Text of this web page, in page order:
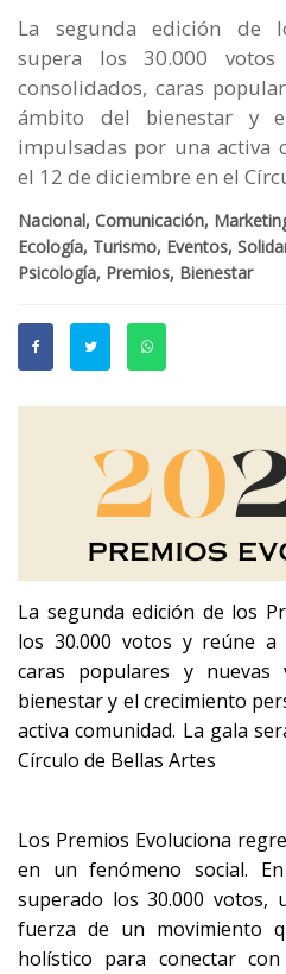
La segunda edición de
supera los 30.000
consolidados, caras
ámbito del bienestar y
impulsadas por una activa
el 12 de diciembre en el
Nacional, Comunicación,
Ecología, Turismo, Eventos,
Psicología, Premios, Bienestar
La segunda edición de los
los 30.000 votos y reúne a
caras populares y
bienestar y el crecimiento
activa comunidad. La gala
Círculo de Bellas Artes
Los Premios Evoluciona
en un fenómeno social.
superado los 30.000 votos,
fuerza de un movimiento
holístico para conectar